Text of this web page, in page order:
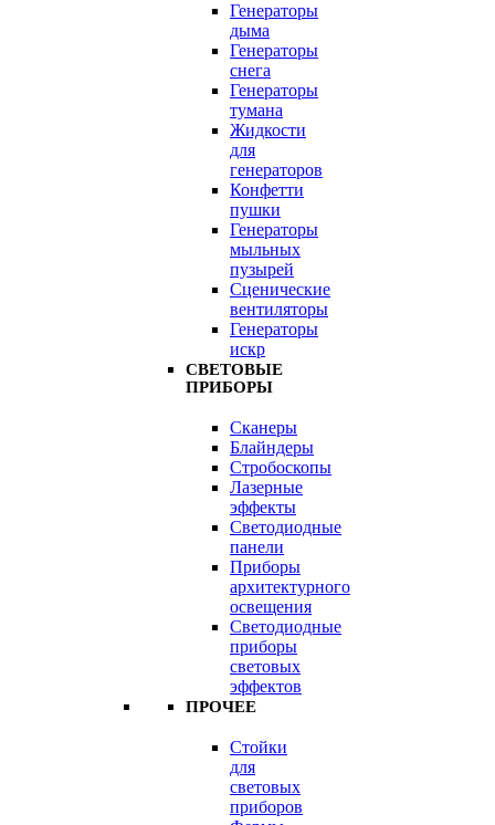
Генераторы
дыма
Генераторы
снега
Генераторы
тумана
Жидкости
для
генераторов
Конфетти
пушки
Генераторы
мыльных
пузырей
Сценические
вентиляторы
Генераторы
искр
СВЕТОВЫЕ
ПРИБОРЫ
Сканеры
Блайндеры
Стробоскопы
Лазерные
эффекты
Светодиодные
панели
Приборы
архитектурного
освещения
Светодиодные
приборы
световых
эффектов
ПРОЧЕЕ
Стойки
для
световых
приборов